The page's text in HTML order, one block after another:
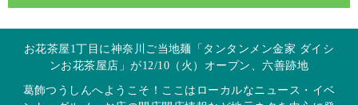
お花茶屋1丁目に神奈川ご当地麺「タンタンメン金家 ダイシ
ンお花茶屋店」が12/10（火）オープン、六善跡地
葛飾つうしんへようこそ！ここはローカルなニュース・イベ